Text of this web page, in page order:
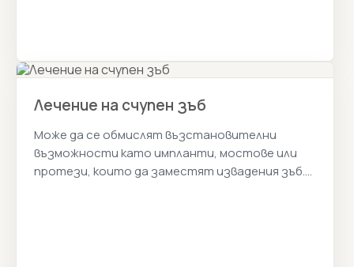
Лечение на счупен зъб
Може да се обмислят възстановителни
възможности като импланти, мостове или
протези, които да заместят извадения зъб.